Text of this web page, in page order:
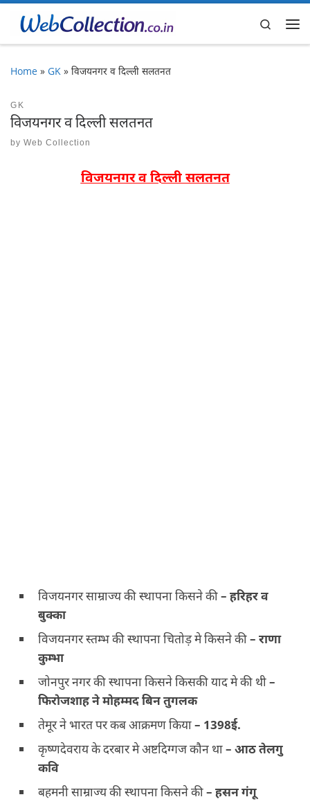
Skip to content
Search
Home » GK » विजयनगर व दिल्ली सलतनत
GK
विजयनगर व दिल्ली सलतनत
by Web Collection
विजयनगर व दिल्ली सलतनत
विजयनगर साम्राज्य की स्थापना किसने की– हरिहर व
बुक्का
विजयनगर स्तम्भ की स्थापना चितोड़ मे किसने की– राणा
कुम्भा
जोनपुर नगर की स्थापना किसने किसकी याद मे की थी–
फिरोजशाह ने मोहम्मद बिन तुगलक
तेमूर ने भारत पर कब आक्रमण किया– 1398ई.
कृष्णदेवराय के दरबार मे अष्टदिग्गज कौन था– आठ तेलगु
कवि
बहमनी साम्राज्य की स्थापना किसने की– हसन गंगू